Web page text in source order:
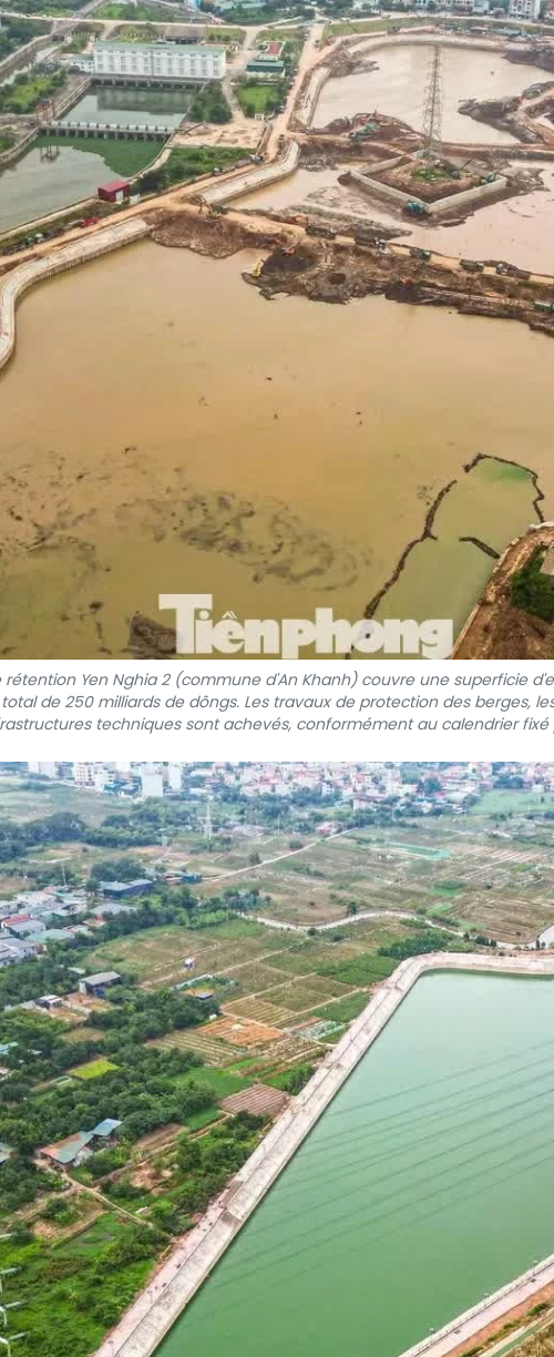
rétention Yen Nghia 2 (commune d'An Khanh) couvre une superficie
de 250 milliards de dôngs. Les travaux de protection des berges,
techniques sont achevés, conformément au calendrier fixé